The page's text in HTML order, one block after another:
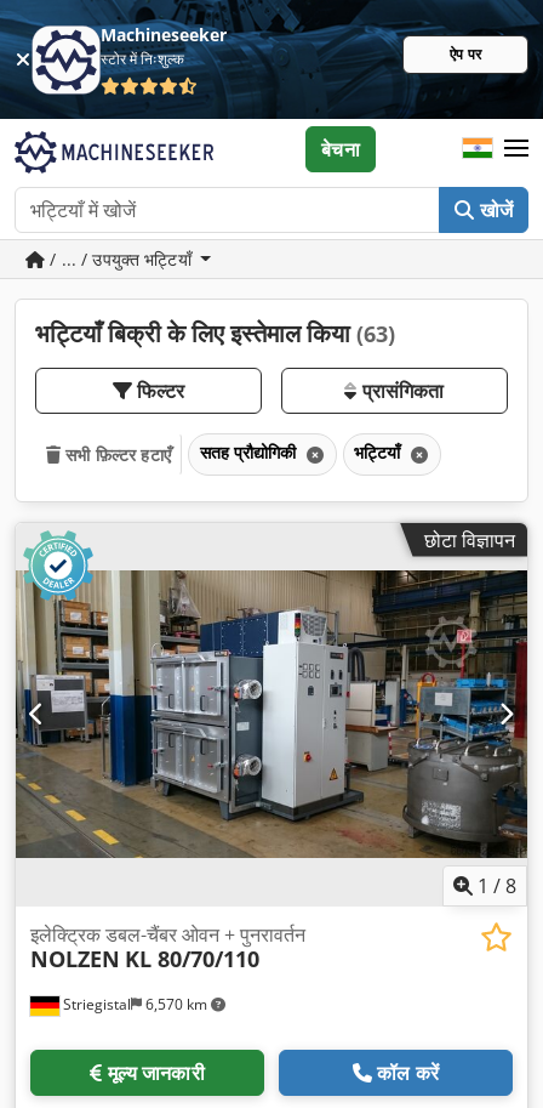
Machineseeker
स्टोर में निःशुल्क ऐप पर
खोजें
बेचना
/ ... / उपयुक्त भट्टियाँ
भट्टियाँ बिक्री के लिए इस्तेमाल किया(63)
फिल्टर प्रासंगिकता
सभी फ़िल्टर हटाएँ सतह प्रौद्योगिकी भट्टियाँ
छोटा विज्ञापन
1 /8
Striegistal 6,570 km
इलेक्ट्रिक डबल-चैंबर ओवन + पुनरावर्तन
NOLZEN KL 80/70/110
मूल्य जानकारी कॉल करें